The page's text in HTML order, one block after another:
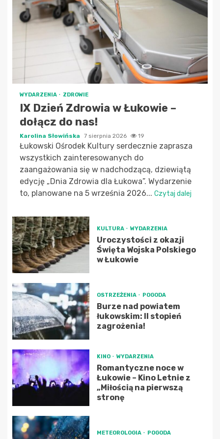
WYDARZENIA ZDROWIE
IX Dzień Zdrowia w Łukowie –
dołącz do nas!
Karolina Słowińska 7 sierpnia 2026 19
Łukowski Ośrodek Kultury serdecznie zaprasza
wszystkich zainteresowanych do
zaangażowania się w nadchodzącą, dziewiątą
edycję „Dnia Zdrowia dla Łukowa”. Wydarzenie
to, planowane na 5 września 2026... Czytaj dalej
KULTURA WYDARZENIA
Uroczystości z okazji
Święta Wojska Polskiego
w Łukowie
OSTRZEŻENIA POGODA
Burze nad powiatem
łukowskim: II stopień
zagrożenia!
KINO WYDARZENIA
Romantyczne noce w
Łukowie – Kino Letnie z
„Miłością na pierwszą
stronę
METEOROLOGIA POGODA